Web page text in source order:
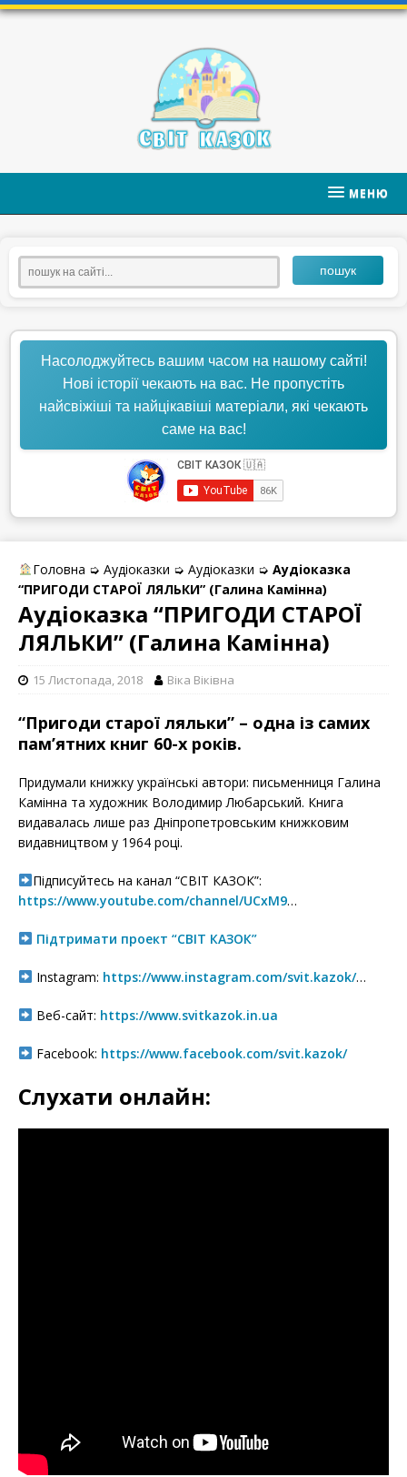
МЕНЮ
пошук
Насолоджуйтесь вашим часом на нашому сайті!
Нові історії чекають на вас. Не пропустіть
найсвіжіші та найцікавіші матеріали, які чекають
саме на вас!
Головна ➭ Аудіоказки ➭ Аудіоказки ➭ Аудіоказка
“ПРИГОДИ СТАРОЇ ЛЯЛЬКИ” (Галина Камінна)
Аудіоказка “ПРИГОДИ СТАРОЇ
ЛЯЛЬКИ” (Галина Камінна)
15 Листопада, 2018 Віка Вiківна
“Пригоди старої ляльки” – одна із самих
пам’ятних книг 60-х років.
Придумали книжку українські автори: письменниця Галина
Камінна та художник Володимир Любарський. Книга
видавалась лише раз Дніпропетровським книжковим
видавництвом у 1964 році.
Підписуйтесь на канал “СВІТ КАЗОК”:
https://www.youtube.com/channel/UCxM9…
Підтримати проект “СВІТ КАЗОК”
Instagram: https://www.instagram.com/svit.kazok/…
Веб-сайт: https://www.svitkazok.in.ua
Facebook: https://www.facebook.com/svit.kazok/
Слухати онлайн: